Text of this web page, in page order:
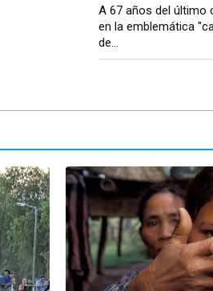
A 67 años del último
en la emblemática
de...